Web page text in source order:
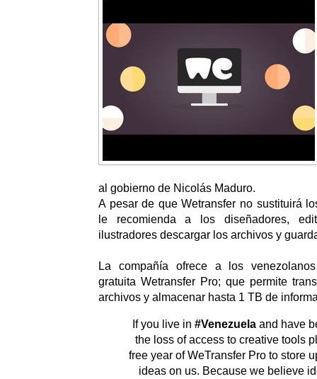
al gobierno de Nicolás Maduro.
A pesar de que Wetransfer no sustituirá
le recomienda a los diseñadores,
ilustradores descargar los archivos y
La compañía ofrece a los
gratuita Wetransfer Pro; que permite
archivos y almacenar hasta 1 TB de
If you live in #Venezuela and have
the loss of access to creative tools
free year of WeTransfer Pro to store
ideas on us. Because we believe